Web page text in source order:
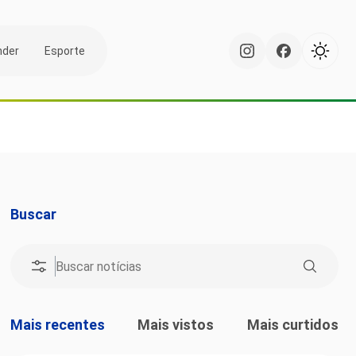
Esporte
Buscar
Mais recentes Mais vistos Mais curtidos